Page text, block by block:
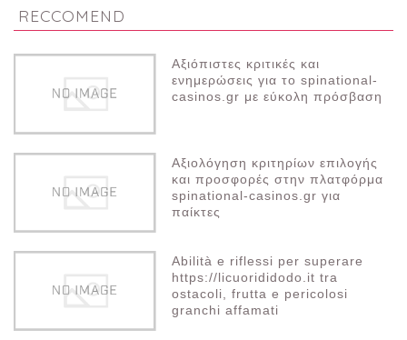
RECCOMEND
Αξιόπιστες κριτικές και
ενημερώσεις για το spinational-
casinos.gr με εύκολη πρόσβαση
Αξιολόγηση κριτηρίων επιλογής
και προσφορές στην πλατφόρμα
spinational-casinos.gr για
παίκτες
Abilità e riflessi per superare
https://licuorididodo.it tra
ostacoli, frutta e pericolosi
granchi affamati